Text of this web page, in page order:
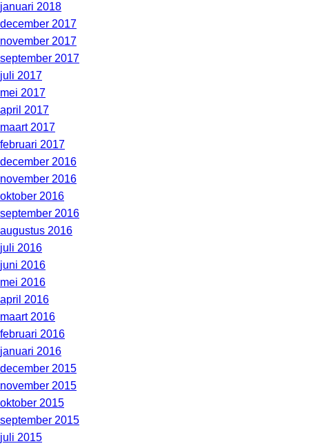
januari 2018
december 2017
november 2017
september 2017
juli 2017
mei 2017
april 2017
maart 2017
februari 2017
december 2016
november 2016
oktober 2016
september 2016
augustus 2016
juli 2016
juni 2016
mei 2016
april 2016
maart 2016
februari 2016
januari 2016
december 2015
november 2015
oktober 2015
september 2015
juli 2015